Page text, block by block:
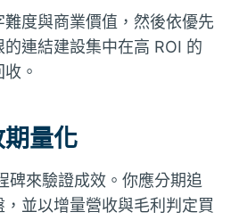
度與商業價值，然後依優先
連結建設集中在高 ROI 的
。
量化
碑來驗證成效。你應分期追
並以增量營收與毛利判定買